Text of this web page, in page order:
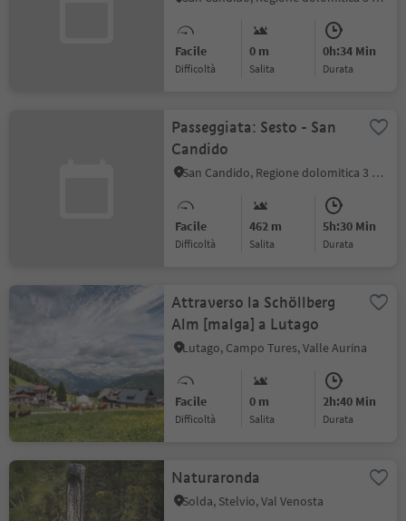
Facile
Difficoltà
0 m
Salita
0h:34 Min
durata
Passeggiata: Sesto - San
Candido
San Candido, Regione dolomitica 3 Cime
Facile
Difficoltà
462 m
Salita
5h:30 Min
durata
Attraverso la Schöllberg
Alm [malga] a Lutago
Lutago, Campo Tures, Valle Aurina
Facile
Difficoltà
0 m
Salita
2h:40 Min
durata
Naturaronda
Solda, Stelvio, Val Venosta